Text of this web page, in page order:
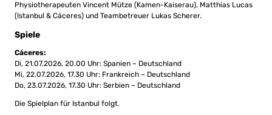
Physiotherapeuten Vincent Mütze (Kamen-Kaiserau), Matthias Lucas
(Istanbul & Cáceres) und Teambetreuer Lukas Scherer.
Spiele
Cáceres:
Di, 21.07.2026, 20.00 Uhr: Spanien – Deutschland
Mi, 22.07.2026, 17.30 Uhr: Frankreich – Deutschland
Do, 23.07.2026, 17.30 Uhr: Serbien – Deutschland
Die Spielplan für Istanbul folgt.